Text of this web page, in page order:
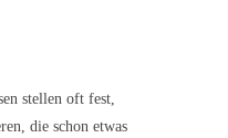
stellen oft fest,
die schon etwas